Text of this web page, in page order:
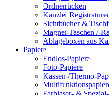
Ordnerrücken
Kanzlei-
Sichtbücher &
Magnet-Taschen /-
Ablageboxen aus
Papiere
Endlos-Papiere
Foto-Papiere
Kassen-/Thermo-
Farblaser- &